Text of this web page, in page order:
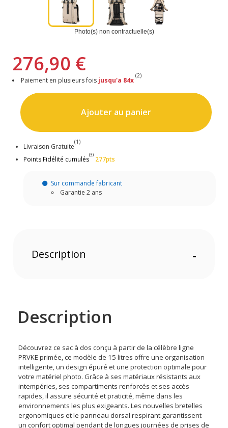
Photo(s) non contractuelle(s)
276,90 €
Paiement en plusieurs fois jusqu'a 84x
(2)
Ajouter au panier
Livraison Gratuite
(1)
Points Fidélité cumulés
(3)
277pts
Sur commande fabricant
Garantie 2 ans
Description -
Description
Découvrez ce sac à dos conçu à partir de la célèbre ligne
PRVKE primée, ce modèle de 15 litres offre une organisation
intelligente, un design épuré et une protection optimale pour
votre matériel photo. Grâce à ses matériaux résistants aux
intempéries, ses compartiments renforcés et ses accès
rapides, il assure sécurité et praticité, même dans les
environnements les plus exigeants. Les nouvelles bretelles
ergonomiques et le panneau dorsal respirant garantissent
un confort optimal pendant de longues journées de prises de